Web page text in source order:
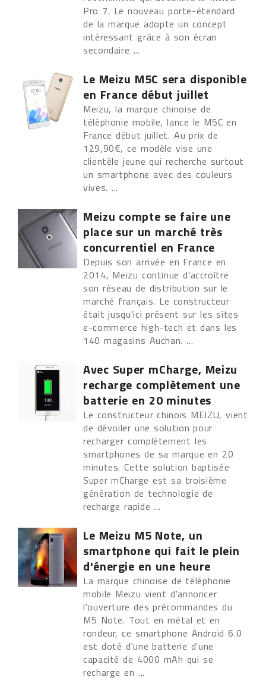
Pro 7. Le nouveau porte-étendard
de la marque adopte un concept
intéressant grâce à son écran
secondaire ...
Le Meizu M5C sera disponible
en France début juillet
Meizu, la marque chinoise de
téléphonie mobile, lance le M5C en
France début juillet. Au prix de
129,90€, ce modèle vise une
clientèle jeune qui recherche surtout
un smartphone avec des couleurs
vives. ...
Meizu compte se faire une
place sur un marché très
concurrentiel en France
Depuis son arrivée en France en
2014, Meizu continue d'accroître
son réseau de distribution sur le
marché français. Le constructeur
était jusqu'ici présent sur les sites
e-commerce high-tech et dans les
140 magasins Auchan. ...
Avec Super mCharge, Meizu
recharge complètement une
batterie en 20 minutes
Le constructeur chinois MEIZU, vient
de dévoiler une solution pour
recharger complètement les
smartphones de sa marque en 20
minutes. Cette solution baptisée
Super mCharge est sa troisième
génération de technologie de
recharge rapide ...
Le Meizu M5 Note, un
smartphone qui fait le plein
d'énergie en une heure
La marque chinoise de téléphonie
mobile Meizu vient d'annoncer
l'ouverture des précommandes du
M5 Note. Tout en métal et en
rondeur, ce smartphone Android 6.0
est doté d'une batterie d'une
capacité de 4000 mAh qui se
recharge en ...